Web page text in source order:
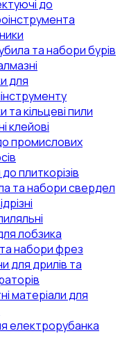
до
та набори бурів
для
та кільцеві пили
клейові
промислових
плиткорізів
та набори свердел
лобзика
набори фрез
для дрилів та
матеріали для
електрорубанка